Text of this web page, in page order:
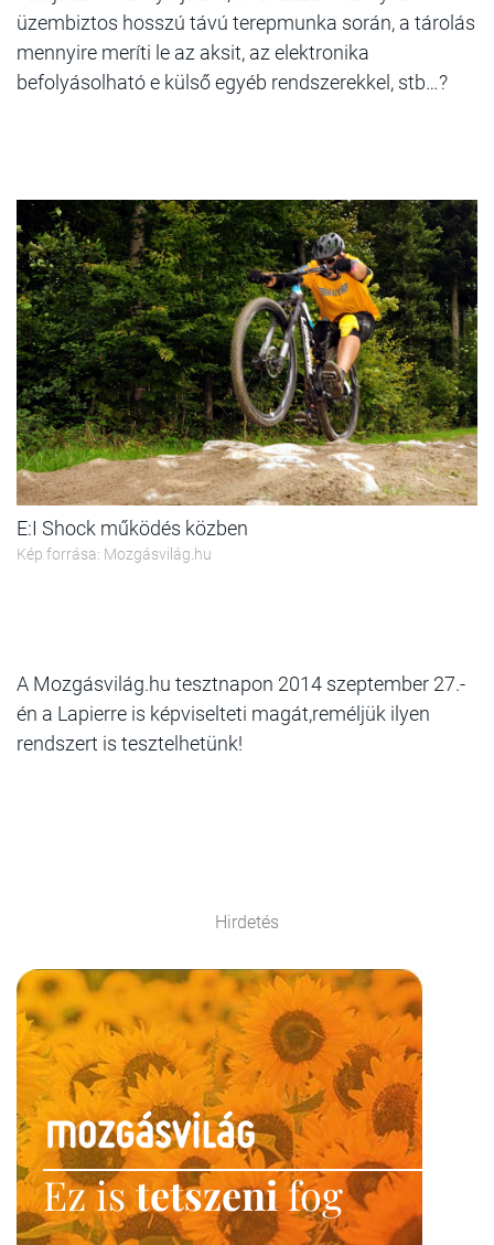
üzembiztos hosszú távú terepmunka során, a tárolás
mennyire meríti le az aksit, az elektronika
befolyásolható e külső egyéb rendszerekkel, stb…?
E:I Shock működés közben
Kép forrása: Mozgásvilág.hu
A Mozgásvilág.hu tesztnapon 2014 szeptember 27.-
én a Lapierre is képviselteti magát,reméljük ilyen
rendszert is tesztelhetünk!
Hirdetés
Ez istetszenifog